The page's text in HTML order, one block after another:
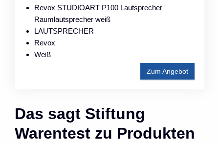
Revox STUDIOART P100 Lautsprecher
Raumlautsprecher weiß
LAUTSPRECHER
Revox
Weiß
Zum Angebot
Das sagt Stiftung
Warentest zu Produkten